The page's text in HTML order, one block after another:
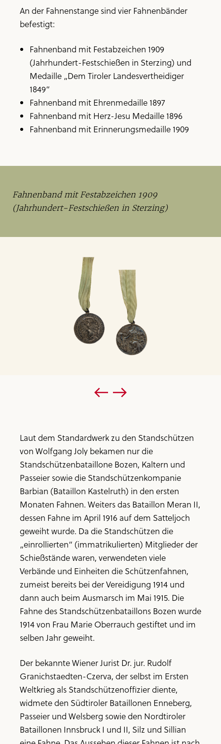
An der Fahnenstange sind vier Fahnen­bänder
befestigt:
Fahnenband mit Festabzeichen 1909
(Jahrhundert-Festschießen in Sterzing) und
Medaille „Dem Tiroler Landesvertheidiger
1849“
Fahnenband mit Ehrenmedaille 1897
Fahnenband mit Herz-Jesu Medaille 1896
Fahnenband mit Erinnerungs­medaille 1909
Fahnenband mit Festabzeichen 1909
(Jahrhundert-Festschießen in Sterzing)
Laut dem Standardwerk zu den Standschützen
von Wolfgang Joly bekamen nur die
Standschützenbataillone Bozen, Kaltern und
Passeier sowie die Standschützenkompanie
Barbian (Bataillon Kastelruth) in den ersten
Monaten Fahnen. Weiters das Bataillon Meran II,
dessen Fahne im April 1916 auf dem Satteljoch
geweiht wurde. Da die Standschützen die
„einrollierten“ (immatrikulierten) Mitglieder der
Schießstände waren, verwendeten viele
Verbände und Einheiten die Schützenfahnen,
zumeist bereits bei der Vereidigung 1914 und
dann auch beim Ausmarsch im Mai 1915. Die
Fahne des Standschützenbataillons Bozen wurde
1914 von Frau Marie Oberrauch gestiftet und im
selben Jahr geweiht.
Der bekannte Wiener Jurist Dr. jur. Rudolf
Granichstaedten-Czerva, der selbst im Ersten
Weltkrieg als Standschützenoffizier diente,
widmete den Südtiroler Bataillonen Enneberg,
Passeier und Welsberg sowie den Nordtiroler
Bataillonen Innsbruck I und II, Silz und Sillian